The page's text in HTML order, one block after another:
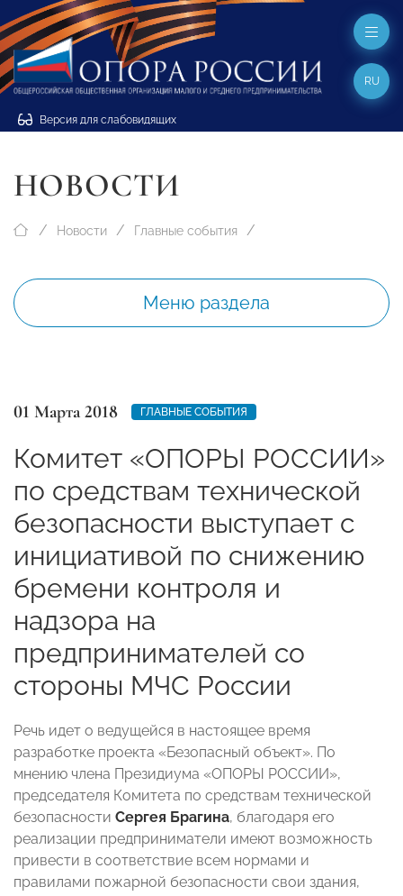
Версия для слабовидящих
RU
НОВОСТИ
Новости Главные события
Меню раздела
01 Марта 2018 ГЛАВНЫЕ СОБЫТИЯ
Комитет «ОПОРЫ РОССИИ»
по средствам технической
безопасности выступает с
инициативой по снижению
бремени контроля и
надзора на
предпринимателей со
стороны МЧС России
Речь идет о ведущейся в настоящее время
разработке проекта «Безопасный объект». По
мнению члена Президиума «ОПОРЫ РОССИИ»,
председателя Комитета по средствам технической
безопасности Сергея Брагина, благодаря его
реализации предприниматели имеют возможность
привести в соответствие всем нормами и
правилами пожарной безопасности свои здания,